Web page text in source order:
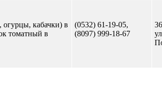
кабачки) в
томатный в
(0532) 61-19-05,
(8097) 999-18-67